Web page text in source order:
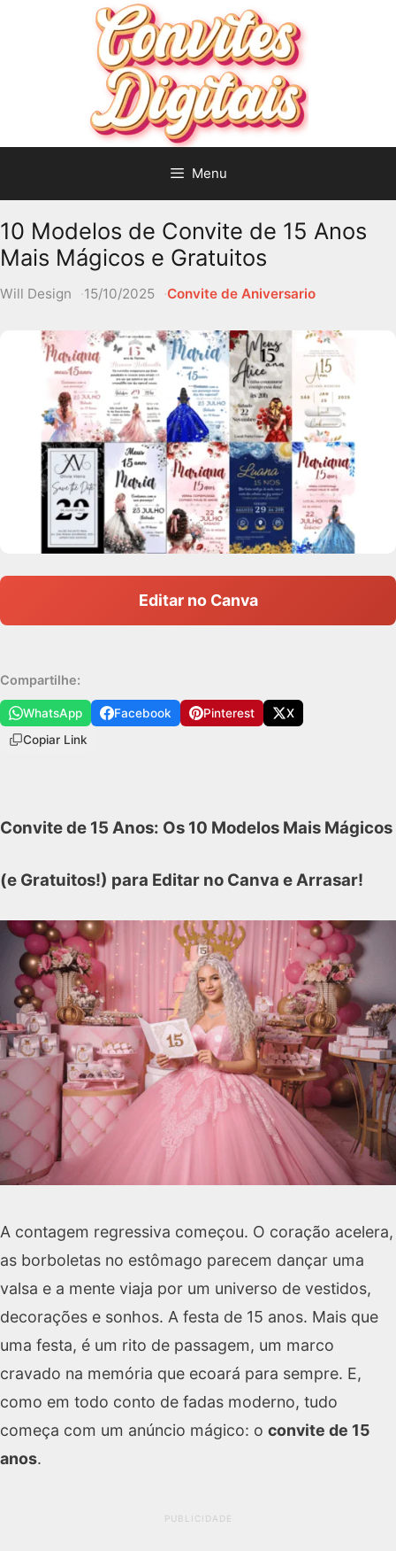
Menu
10 Modelos de Convite de 15 Anos
Mais Mágicos e Gratuitos
Will Design 15/10/2025 Convite de Aniversario
Editar no Canva
Compartilhe:
WhatsApp Facebook Pinterest
X
Copiar Link
Convite de 15 Anos: Os 10 Modelos Mais Mágicos
(e Gratuitos!) para Editar no Canva e Arrasar!
A contagem regressiva começou. O coração acelera,
as borboletas no estômago parecem dançar uma
valsa e a mente viaja por um universo de vestidos,
decorações e sonhos. A festa de 15 anos. Mais que
uma festa, é um rito de passagem, um marco
cravado na memória que ecoará para sempre. E,
como em todo conto de fadas moderno, tudo
começa com um anúncio mágico: o convite de 15
anos.
PUBLICIDADE